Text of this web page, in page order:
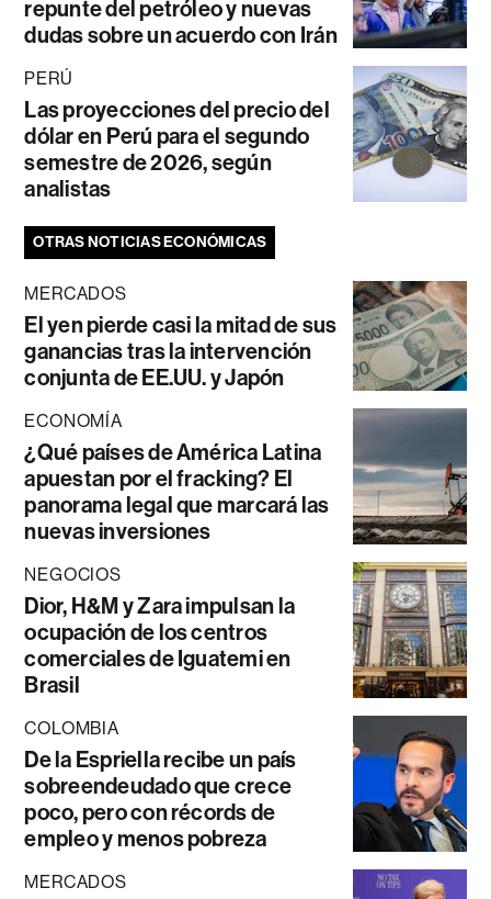
repunte del petróleo y nuevas
dudas sobre un acuerdo con Irán
PERÚ
Las proyecciones del precio del
dólar en Perú para el segundo
semestre de 2026, según
analistas
OTRAS NOTICIAS ECONÓMICAS
MERCADOS
El yen pierde casi la mitad de sus
ganancias tras la intervención
conjunta de EE.UU. y Japón
ECONOMÍA
¿Qué países de América Latina
apuestan por el fracking? El
panorama legal que marcará las
nuevas inversiones
NEGOCIOS
Dior, H&M y Zara impulsan la
ocupación de los centros
comerciales de Iguatemi en
Brasil
COLOMBIA
De la Espriella recibe un país
sobreendeudado que crece
poco, pero con récords de
empleo y menos pobreza
MERCADOS